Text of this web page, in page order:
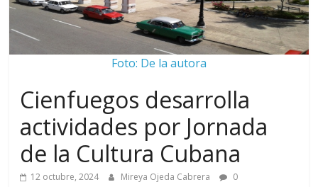
Foto: De la autora
Cienfuegos desarrolla
actividades por Jornada
de la Cultura Cubana
12 octubre, 2024 Mireya Ojeda Cabrera
0